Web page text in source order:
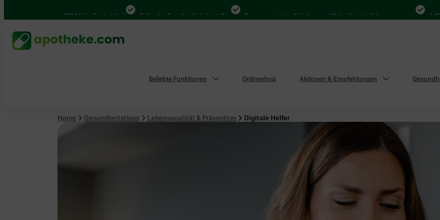
4.000 Mal in Deutschland Online bei Ihrer Apotheke bestellen Bequem zwischen Abholung und Botendienst wählen 4.000
Beliebte Funktionen Onlineshop Aktionen & Empfehlungen
Home Gesundheitstipps Lebensqualität & Prävention Digitale Helfer
Lebensqualität & Prävention